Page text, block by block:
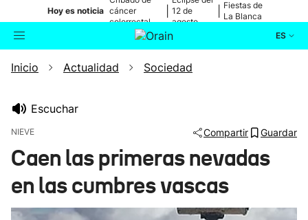
Hoy es noticia cáncer
colorrectal
12 de
agosto
Fiestas de
La Blanca
ES
Buscador Actualidad
Ikusmiran
Inicio Actualidad Sociedad
Escuchar
NIEVE Compartir Guardar
Caen las primeras nevadas
en las cumbres vascas